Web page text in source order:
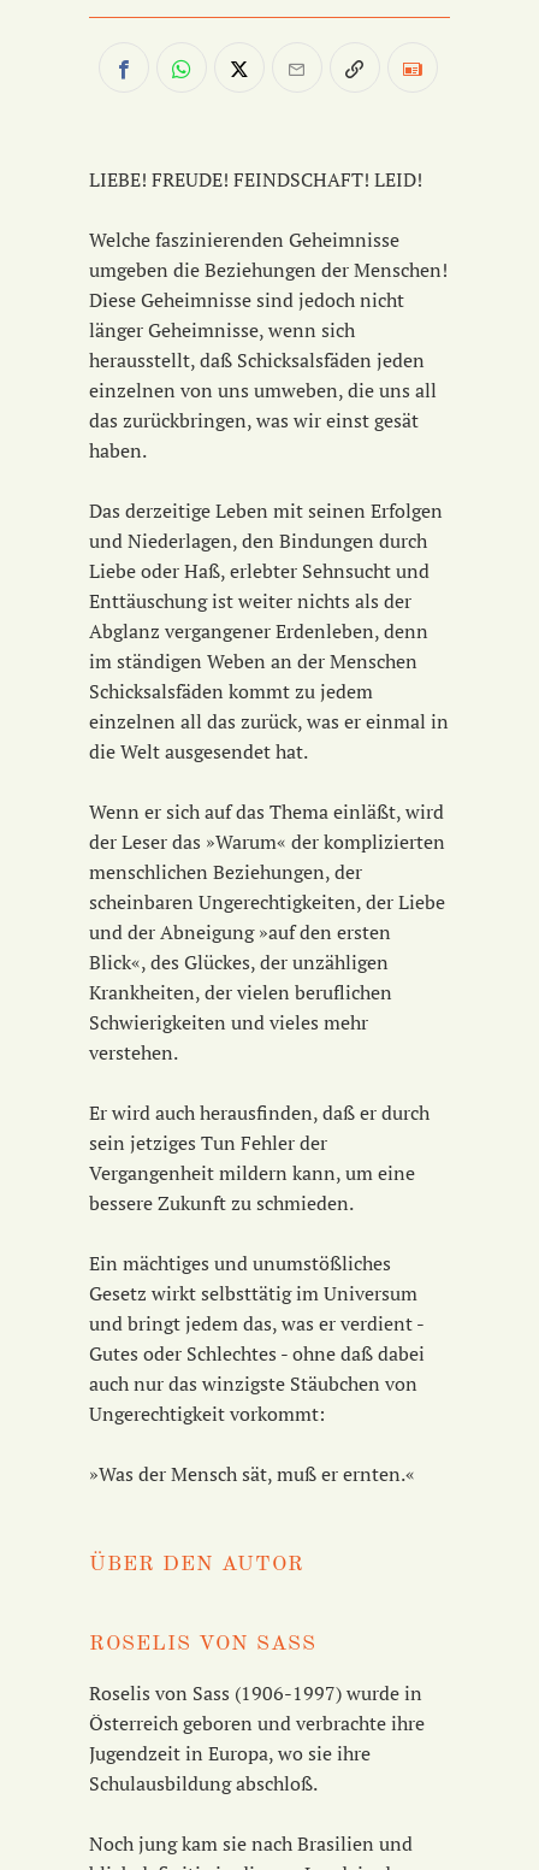
LIEBE! FREUDE! FEINDSCHAFT! LEID!
Welche faszinierenden Geheimnisse
umgeben die Beziehungen der Menschen!
Diese Geheimnisse sind jedoch nicht
länger Geheimnisse, wenn sich
herausstellt, daß Schicksalsfäden jeden
einzelnen von uns umweben, die uns all
das zurückbringen, was wir einst gesät
haben.
Das derzeitige Leben mit seinen Erfolgen
und Niederlagen, den Bindungen durch
Liebe oder Haß, erlebter Sehnsucht und
Enttäuschung ist weiter nichts als der
Abglanz vergangener Erdenleben, denn
im ständigen Weben an der Menschen
Schicksalsfäden kommt zu jedem
einzelnen all das zurück, was er einmal in
die Welt ausgesendet hat.
Wenn er sich auf das Thema einläßt, wird
der Leser das »Warum« der komplizierten
menschlichen Beziehungen, der
scheinbaren Ungerechtigkeiten, der Liebe
und der Abneigung »auf den ersten
Blick«, des Glückes, der unzähligen
Krankheiten, der vielen beruflichen
Schwierigkeiten und vieles mehr
verstehen.
Er wird auch herausfinden, daß er durch
sein jetziges Tun Fehler der
Vergangenheit mildern kann, um eine
bessere Zukunft zu schmieden.
Ein mächtiges und unumstößliches
Gesetz wirkt selbsttätig im Universum
und bringt jedem das, was er verdient -
Gutes oder Schlechtes - ohne daß dabei
auch nur das winzigste Stäubchen von
Ungerechtigkeit vorkommt:
»Was der Mensch sät, muß er ernten.«
ÜBER DEN AUTOR
ROSELIS VON SASS
Roselis von Sass (1906-1997) wurde in
Österreich geboren und verbrachte ihre
Jugendzeit in Europa, wo sie ihre
Schulausbildung abschloß.
Noch jung kam sie nach Brasilien und